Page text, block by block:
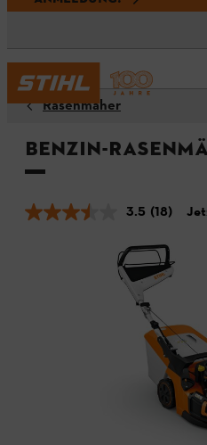
Rasenmäher
Benzin-
3.5 (18)